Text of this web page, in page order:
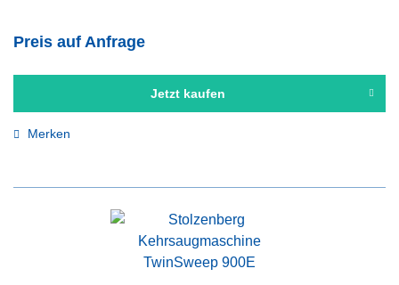
Preis auf Anfrage
Jetzt kaufen
Merken